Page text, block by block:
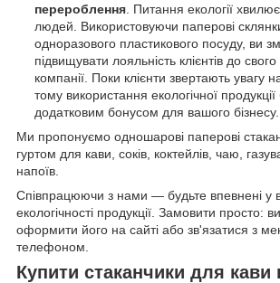
перероблення . Питання екології
людей. Використовуючи паперові
одноразового пластикового посуду, ви
підвищувати лояльність клієнтів до
компанії. Поки клієнти звертають увагу на
тому використання екологічної
додатковим бонусом для вашого бізнесу.
Ми пропонуємо одношарові паперові
гуртом для кави, соків, коктейлів, чаю,
напоїв.
Співпрацюючи з нами — будьте впевнені у
екологічності продукції. Замовити просто:
оформити його на сайті або зв'язатися з
телефоном.
Купити стаканчики для кави